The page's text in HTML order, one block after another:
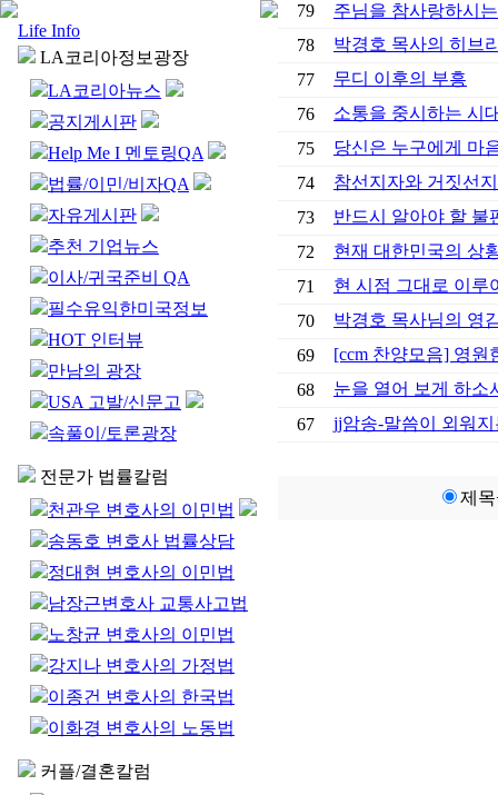
Life Info
LA코리아정보광장
LA코리아뉴스
공지게시판
Help Me I 멘토링QA
법률/이민/비자QA
자유게시판
추천 기업뉴스
이사/귀국준비 QA
필수유익한미국정보
HOT 인터뷰
만남의 광장
USA 고발/신문고
속풀이/토론광장
전문가 법률칼럼
천관우 변호사의 이민법
송동호 변호사 법률상담
정대현 변호사의 이민법
남장근변호사 교통사고법
노창균 변호사의 이민법
강지나 변호사의 가정법
이종건 변호사의 한국법
이화경 변호사의 노동법
커플/결혼칼럼
79
주님을 참사랑하시
78
박경호 목사의 히브
77
무디 이후의 부흥
76
소통을 중시하는 시
75
당신은 누구에게 마
74
참선지자와 거짓선
73
반드시 알아야 할 불
72
현재 대한민국의 상
71
현 시점 그대로 이루
70
박경호 목사님의 영
69
[ccm 찬양모음] 영원
68
눈을 열어 보게 하소
67
jj암송-말씀이 외워
제